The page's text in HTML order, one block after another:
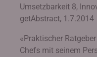
Umsetzbarkeit 8,
getAbstract, 1.7.2014
«Praktischer
Chefs mit seinem